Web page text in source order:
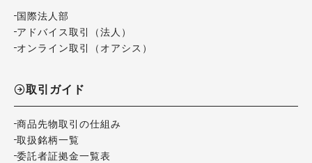
国際法人部
アドバイス取引（法人）
オンライン取引（オアシス）
取引ガイド
商品先物取引の仕組み
取扱銘柄一覧
委託者証拠金一覧表